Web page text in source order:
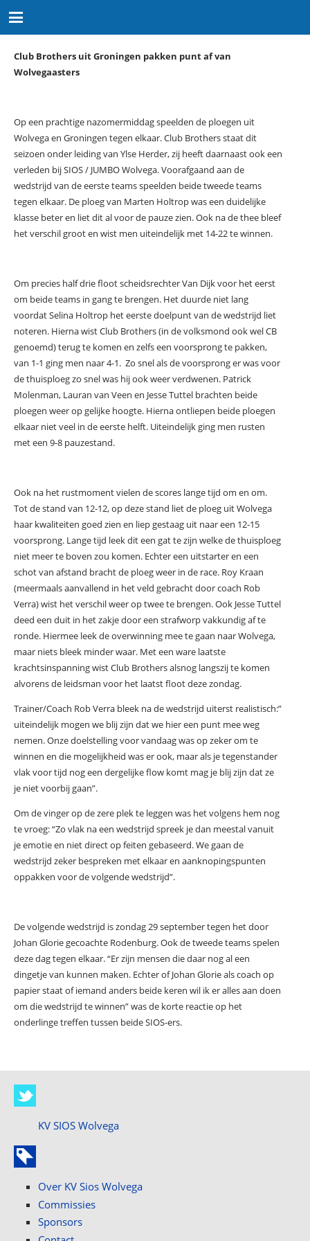
Club Brothers uit Groningen pakken punt af van
Wolvegaasters
Op een prachtige nazomermiddag speelden de ploegen uit
Wolvega en Groningen tegen elkaar. Club Brothers staat dit
seizoen onder leiding van Ylse Herder, zij heeft daarnaast ook een
verleden bij SIOS / JUMBO Wolvega. Voorafgaand aan de
wedstrijd van de eerste teams speelden beide tweede teams
tegen elkaar. De ploeg van Marten Holtrop was een duidelijke
klasse beter en liet dit al voor de pauze zien. Ook na de thee bleef
het verschil groot en wist men uiteindelijk met 14-22 te winnen.
Om precies half drie floot scheidsrechter Van Dijk voor het eerst
om beide teams in gang te brengen. Het duurde niet lang
voordat Selina Holtrop het eerste doelpunt van de wedstrijd liet
noteren. Hierna wist Club Brothers (in de volksmond ook wel CB
genoemd) terug te komen en zelfs een voorsprong te pakken,
van 1-1 ging men naar 4-1. Zo snel als de voorsprong er was voor
de thuisploeg zo snel was hij ook weer verdwenen. Patrick
Molenman, Lauran van Veen en Jesse Tuttel brachten beide
ploegen weer op gelijke hoogte. Hierna ontliepen beide ploegen
elkaar niet veel in de eerste helft. Uiteindelijk ging men rusten
met een 9-8 pauzestand.
Ook na het rustmoment vielen de scores lange tijd om en om.
Tot de stand van 12-12, op deze stand liet de ploeg uit Wolvega
haar kwaliteiten goed zien en liep gestaag uit naar een 12-15
voorsprong. Lange tijd leek dit een gat te zijn welke de thuisploeg
niet meer te boven zou komen. Echter een uitstarter en een
schot van afstand bracht de ploeg weer in de race. Roy Kraan
(meermaals aanvallend in het veld gebracht door coach Rob
Verra) wist het verschil weer op twee te brengen. Ook Jesse Tuttel
deed een duit in het zakje door een strafworp vakkundig af te
ronde. Hiermee leek de overwinning mee te gaan naar Wolvega,
maar niets bleek minder waar. Met een ware laatste
krachtsinspanning wist Club Brothers alsnog langszij te komen
alvorens de leidsman voor het laatst floot deze zondag.
Trainer/Coach Rob Verra bleek na de wedstrijd uiterst realistisch:”
uiteindelijk mogen we blij zijn dat we hier een punt mee weg
nemen. Onze doelstelling voor vandaag was op zeker om te
winnen en die mogelijkheid was er ook, maar als je tegenstander
vlak voor tijd nog een dergelijke flow komt mag je blij zijn dat ze
je niet voorbij gaan”.
Om de vinger op de zere plek te leggen was het volgens hem nog
te vroeg: “Zo vlak na een wedstrijd spreek je dan meestal vanuit
je emotie en niet direct op feiten gebaseerd. We gaan de
wedstrijd zeker bespreken met elkaar en aanknopingspunten
oppakken voor de volgende wedstrijd”.
De volgende wedstrijd is zondag 29 september tegen het door
Johan Glorie gecoachte Rodenburg. Ook de tweede teams spelen
deze dag tegen elkaar. “Er zijn mensen die daar nog al een
dingetje van kunnen maken. Echter of Johan Glorie als coach op
papier staat of iemand anders beide keren wil ik er alles aan doen
om die wedstrijd te winnen” was de korte reactie op het
onderlinge treffen tussen beide SIOS-ers.
KV SIOS Wolvega
Over KV Sios Wolvega
Commissies
Sponsors